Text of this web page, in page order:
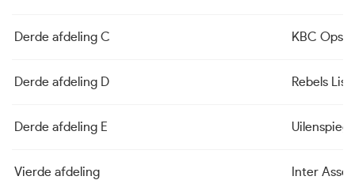
Derde afdeling C KBC
Derde afdeling D Rebels
Derde afdeling E
Vierde afdeling Inter